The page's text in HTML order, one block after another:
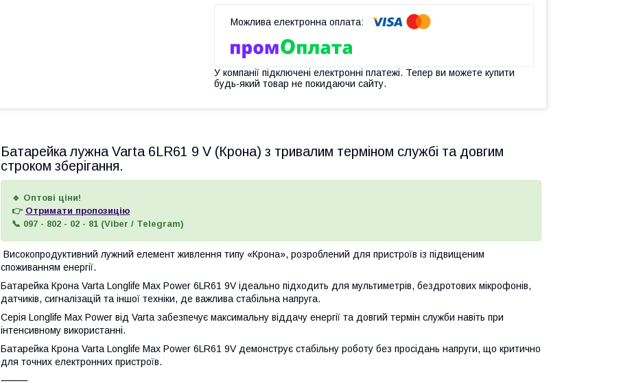
У компанії підключені електронні платежі. Тепер ви можете купити
будь-який товар не покидаючи сайту.
Батарейка лужна Varta 6LR61 9 V (Крона) з тривалим терміном службі та довгим
строком зберігання.
🔹 Оптові ціни!
👉 Отримати пропозицію
📞 097 - 802 - 02 - 81 (Viber / Telegram)
Високопродуктивний лужний елемент живлення типу «Крона», розроблений для пристроїв із підвищеним
споживанням енергії.
Батарейка Крона Varta Longlife Max Power 6LR61 9V ідеально підходить для мультиметрів, бездротових мікрофонів,
датчиків, сигналізацій та іншої техніки, де важлива стабільна напруга.
Серія Longlife Max Power від Varta забезпечує максимальну віддачу енергії та довгий термін служби навіть при
інтенсивному використанні.
Батарейка Крона Varta Longlife Max Power 6LR61 9V демонструє стабільну роботу без просідань напруги, що критично
для точних електронних пристроїв.
⸻